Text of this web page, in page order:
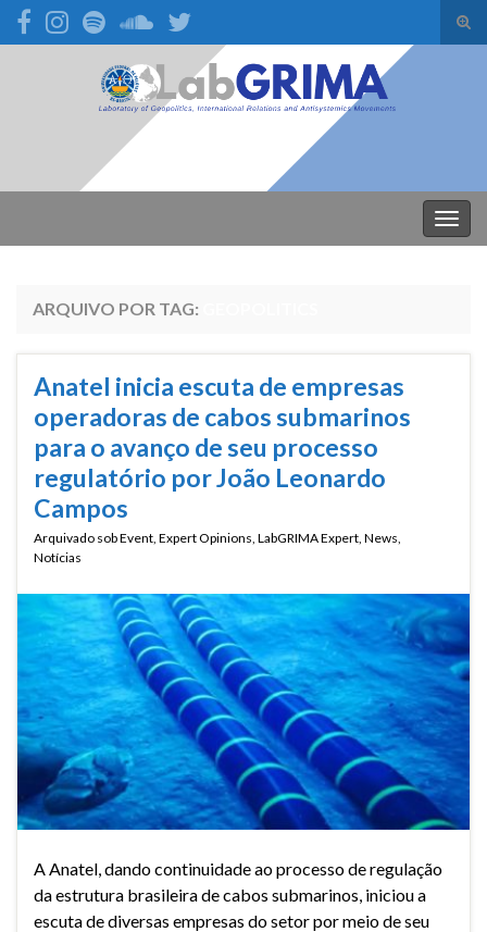
Search for:
ARQUIVO POR TAG:
Anatel inicia escuta de empresas
operadoras de cabos submarinos
para o avanço de seu processo
regulatório por João Leonardo
Campos
Arquivado sobEvent, Expert Opinions, LabGRIMA Expert, News,
Notícias
A Anatel, dando continuidade ao processo de regulação
da estrutura brasileira de cabos submarinos, iniciou a
escuta de diversas empresas do setor por meio de seu